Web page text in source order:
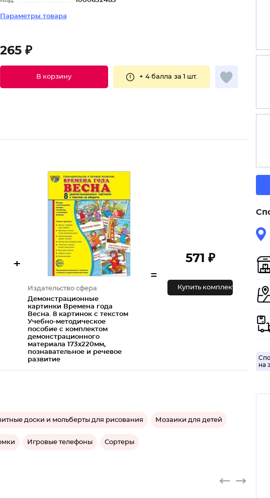
Параметры товара
265 ₽
В корзину + 4 балла за 1 шт.
+
Издательство сфера
Демонстрационные
картинки Времена года
Весна. 8 картинок с текстом
Учебно-методическое
пособие с комплектом
демонстрационного
материала 173х220мм,
познавательное и речевое
развитие
=
571 ₽
Купить комплект
доски и мольберты для рисования Мозаики для детей
Игровые телефоны Сортеры
на